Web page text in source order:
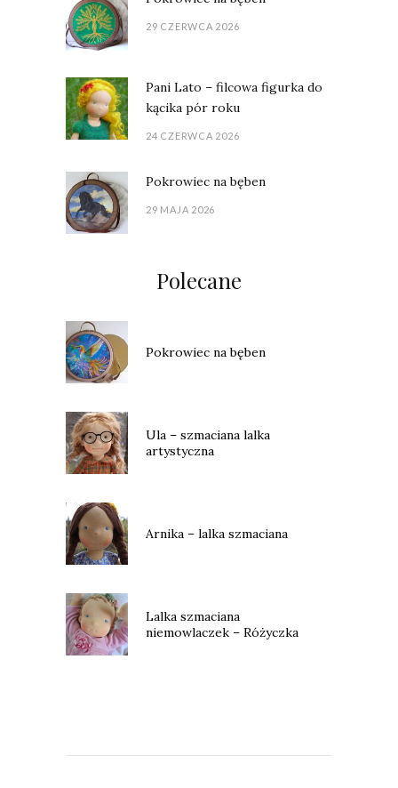
29 CZERWCA 2026
Pani Lato – filcowa figurka do
kącika pór roku
24 CZERWCA 2026
Pokrowiec na bęben
29 MAJA 2026
Polecane
Pokrowiec na bęben
Ula – szmaciana lalka
artystyczna
Arnika – lalka szmaciana
Lalka szmaciana
niemowlaczek – Różyczka